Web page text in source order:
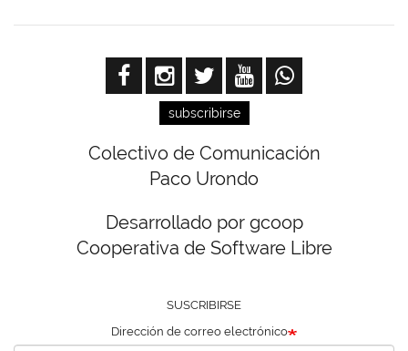
subscribirse
Colectivo de Comunicación
Paco Urondo
Desarrollado por gcoop
Cooperativa de Software Libre
SUSCRIBIRSE
Dirección de correo electrónico